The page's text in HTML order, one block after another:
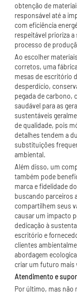
obtenção de
responsável até a
com eficiência
respeitável prioriza
processo de
Ao escolher
corretos, uma
mesas de escritório
desperdício,
pegada de carbono,
saudável para as
sustentáveis
de qualidade, pois
detalhes tendem a
substituições
ambiental.
Além disso, um
também pode
marca e fidelidade
buscando parceiros
compartilhem seus
causar um impacto
dedicação à
escritório e
clientes
abordagem
criar um futuro mais
Atendimento e
Por último, mas